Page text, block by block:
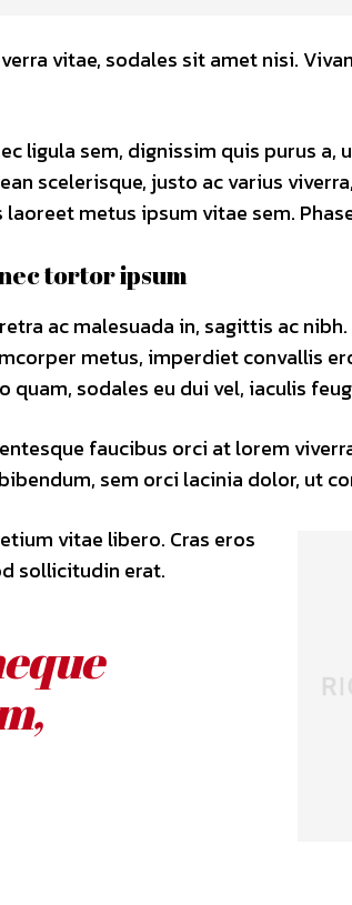
vitae, sodales sit amet nisi.
ligula sem, dignissim quis purus a,
scelerisque, justo ac varius
laoreet metus ipsum vitae sem.
tortor ipsum
ac malesuada in, sagittis ac
metus, imperdiet convallis
quam, sodales eu dui vel, iaculis
faucibus orci at lorem
sem orci lacinia dolor, ut
vitae libero. Cras eros
sollicitudin erat.